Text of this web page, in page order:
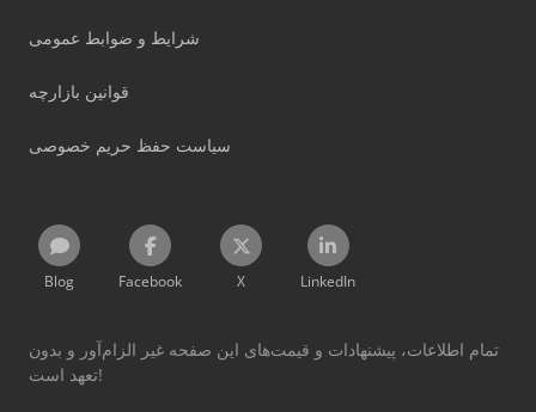
شرایط و ضوابط عمومی
قوانین بازارچه
سیاست حفظ حریم خصوصی
Blog Facebook X LinkedIn
تمام اطلاعات، پیشنهادات و قیمت‌های این صفحه غیر الزام‌آور و بدون
تعهد است!